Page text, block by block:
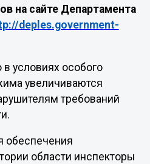
на сайте Департамента
deples.government-
условиях особого
увеличиваются
требований
обеспечения
области инспекторы